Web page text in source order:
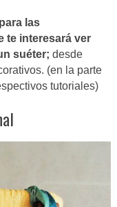
las
te interesará ver
suéter; desde
(en la parte
tutoriales)